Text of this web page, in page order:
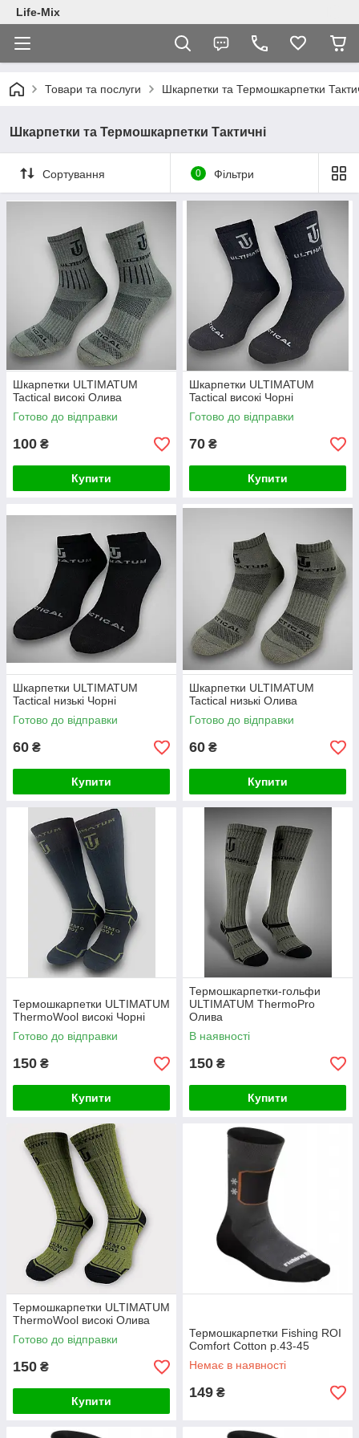
Life-Mix
Товари та послуги Шкарпетки та Термошкарпетки
Шкарпетки та Термошкарпетки Тактичні
Сортування 0 Фільтри
Шкарпетки ULTIMATUM
Tactical високі Олива
Готово до відправки
100 ₴
Купити
Шкарпетки ULTIMATUM
Tactical високі Чорні
Готово до відправки
70 ₴
Купити
Шкарпетки ULTIMATUM
Tactical низькі Чорні
Готово до відправки
60 ₴
Купити
Шкарпетки ULTIMATUM
Tactical низькі Олива
Готово до відправки
60 ₴
Купити
Термошкарпетки ULTIMATUM
ThermoWool високі Чорні
Готово до відправки
150 ₴
Купити
Термошкарпетки-гольфи
ULTIMATUM ThermoPro
Олива
В наявності
150 ₴
Купити
Термошкарпетки ULTIMATUM
ThermoWool високі Олива
Готово до відправки
150 ₴
Купити
Термошкарпетки Fishing ROI
Comfort Cotton р.43-45
Немає в наявності
149 ₴